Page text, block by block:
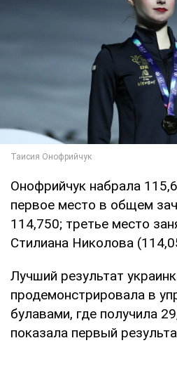
Онофрийчук набрала
первое место в общем
114,750; третье место
Стилиана Николова
Лучший результат
продемонстрировала в
булавами, где получила
показала первый